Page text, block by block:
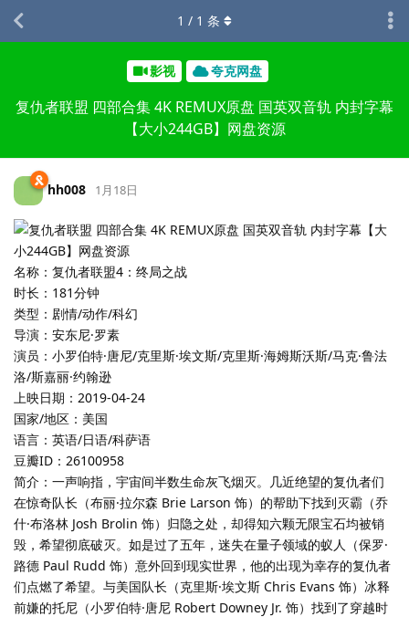
影视 夸克网盘
复仇者联盟 四部合集 4K REMUX原盘 国英双音轨 内封字幕
【大小244GB】网盘资源
1 / 1 条
hh008 1月18日
名称：复仇者联盟4：终局之战
时长：181分钟
类型：剧情/动作/科幻
导演：安东尼·罗素
演员：小罗伯特·唐尼/克里斯·埃文斯/克里斯·海姆斯沃斯/马克·鲁法
洛/斯嘉丽·约翰逊
上映日期：2019-04-24
国家/地区：美国
语言：英语/日语/科萨语
豆瓣ID：26100958
简介：一声响指，宇宙间半数生命灰飞烟灭。几近绝望的复仇者们
在惊奇队长（布丽·拉尔森 Brie Larson 饰）的帮助下找到灭霸（乔
什·布洛林 Josh Brolin 饰）归隐之处，却得知六颗无限宝石均被销
毁，希望彻底破灭。如是过了五年，迷失在量子领域的蚁人（保罗·
路德 Paul Rudd 饰）意外回到现实世界，他的出现为幸存的复仇者
们点燃了希望。与美国队长（克里斯·埃文斯 Chris Evans 饰）冰释
前嫌的托尼（小罗伯特·唐尼 Robert Downey Jr. 饰）找到了穿越时